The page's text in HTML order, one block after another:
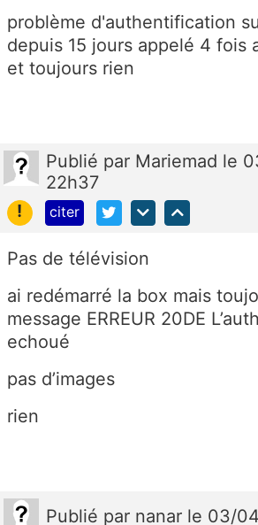
problème d'authentification
depuis 15 jours appelé 4 fois
et toujours rien
Publié par Mariemad le
22h37
!
citer
Pas de télévision
ai redémarré la box mais
message ERREUR 20DE
echoué
pas d’images
rien
Publié par nanar le 03/